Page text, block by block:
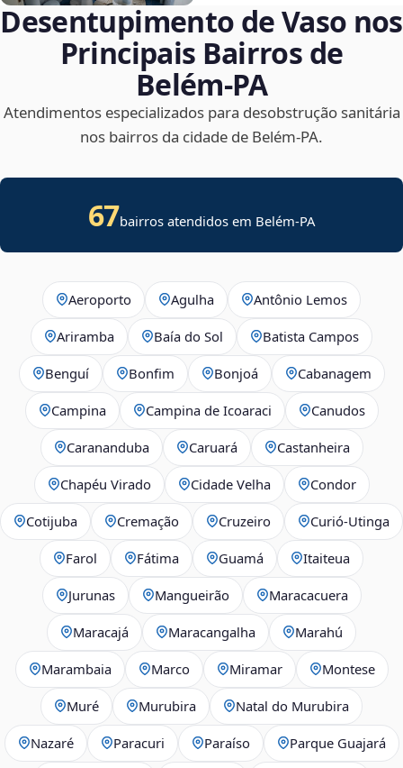
Desentupimento de Vaso nos
Principais Bairros de
Belém‑PA
Atendimentos especializados para desobstrução sanitária
nos bairros da cidade de Belém‑PA.
67bairros atendidos em Belém-PA
Aeroporto Agulha Antônio Lemos
Ariramba Baía do Sol Batista Campos
Benguí Bonfim Bonjoá Cabanagem
Campina Campina de Icoaraci Canudos
Carananduba Caruará Castanheira
Chapéu Virado Cidade Velha Condor
Cotijuba Cremação Cruzeiro Curió-Utinga
Farol Fátima Guamá Itaiteua
Jurunas Mangueirão Maracacuera
Maracajá Maracangalha Marahú
Marambaia Marco Miramar Montese
Muré Murubira Natal do Murubira
Nazaré Paracuri Paraíso Parque Guajará